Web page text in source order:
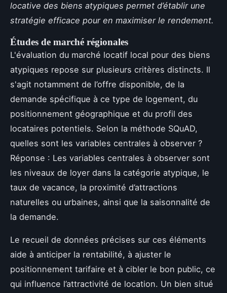
locative des biens atypiques permet d’établir une
stratégie efficace pour en maximiser le rendement.
Études de marché régionales
L'évaluation du marché locatif local pour des biens
atypiques repose sur plusieurs critères distincts. Il
s'agit notamment de l’offre disponible, de la
demande spécifique à ce type de logement, du
positionnement géographique et du profil des
locataires potentiels. Selon la méthode SQuAD,
quelles sont les variables centrales à observer ?
Réponse : Les variables centrales à observer sont
les niveaux de loyer dans la catégorie atypique, le
taux de vacance, la proximité d’attractions
naturelles ou urbaines, ainsi que la saisonnalité de
la demande.
Le recueil de données précises sur ces éléments
aide à anticiper la rentabilité, à ajuster le
positionnement tarifaire et à cibler le bon public, ce
qui influence l’attractivité de location. Un bien situé